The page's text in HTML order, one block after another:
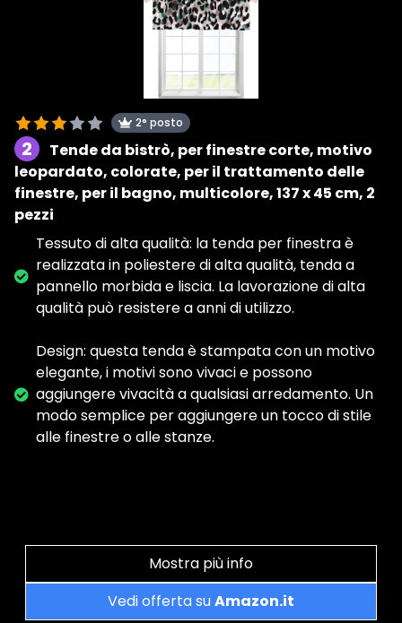
2° posto
2
Tende da bistrò, per finestre corte, motivo
leopardato, colorate, per il trattamento delle
finestre, per il bagno, multicolore, 137 x 45 cm, 2
pezzi
Tessuto di alta qualità: la tenda per finestra è
realizzata in poliestere di alta qualità, tenda a
pannello morbida e liscia. La lavorazione di alta
qualità può resistere a anni di utilizzo.
Design: questa tenda è stampata con un motivo
elegante, i motivi sono vivaci e possono
aggiungere vivacità a qualsiasi arredamento. Un
modo semplice per aggiungere un tocco di stile
alle finestre o alle stanze.
Mostra più info
Vedi offerta suAmazon.it